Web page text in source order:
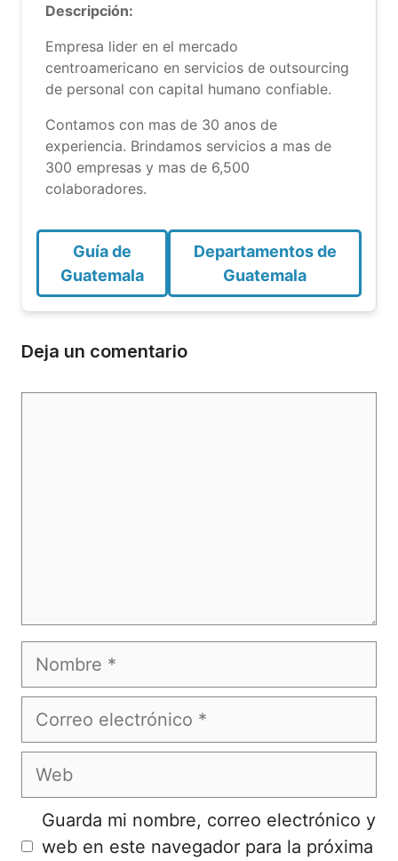
Descripción:
Empresa lider en el mercado
centroamericano en servicios de outsourcing
de personal con capital humano confiable.
Contamos con mas de 30 anos de
experiencia. Brindamos servicios a mas de
300 empresas y mas de 6,500
colaboradores.
Guía de
Guatemala
Departamentos de
Guatemala
Deja un comentario
Nombre
Correo
Web
Guarda mi nombre, correo electrónico y
web en este navegador para la próxima